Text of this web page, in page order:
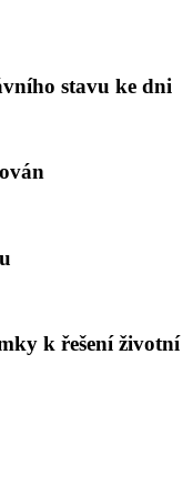
stavu ke dni
k řešení životní